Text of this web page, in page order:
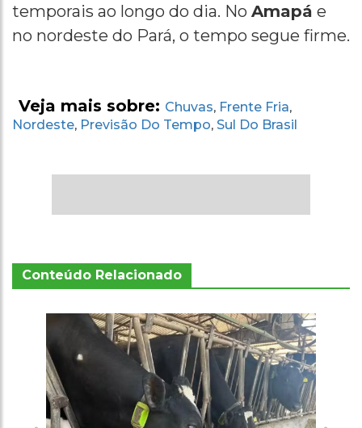
temporais ao longo do dia. No Amapá e
no nordeste do Pará, o tempo segue firme.
Veja mais sobre: Chuvas, Frente Fria,
Nordeste, Previsão Do Tempo, Sul Do Brasil
Conteúdo Relacionado